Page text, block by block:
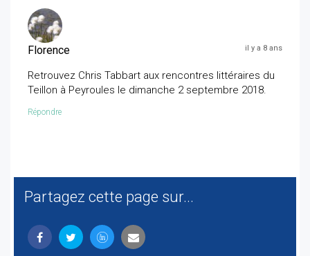
Florence il y a 8 ans
Retrouvez Chris Tabbart aux rencontres littéraires du
Teillon à Peyroules le dimanche 2 septembre 2018.
Répondre
Partagez cette page sur...